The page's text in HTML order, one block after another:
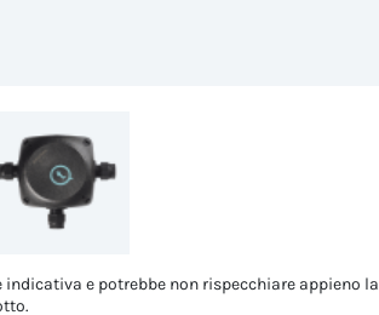
e potrebbe non rispecchiare appieno la